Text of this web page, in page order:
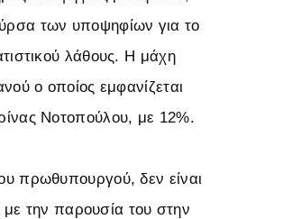
των υποψηφίων για το
λάθους. Η μάχη
ο οποίος εμφανίζεται
Νοτοπούλου, με 12%.
πρωθυπουργού, δεν είναι
την παρουσία του στην